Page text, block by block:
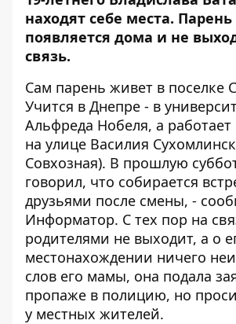
находят себе места. Парень
появляется дома и не
связь.
Сам парень живет в поселке
Учится в Днепре - в
Альфреда Нобеля, а
на улице Василия
Совхозная). В прошлую
говорил, что собирается
друзьями после смены, -
Информатор. С тех пор на
родителями не выходит, а о
местонахождении ничего
слов его мамы, она подала
пропаже в полицию, но
у местных жителей.